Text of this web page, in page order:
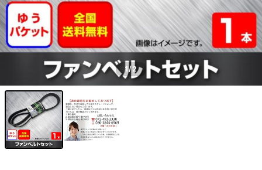
1/2